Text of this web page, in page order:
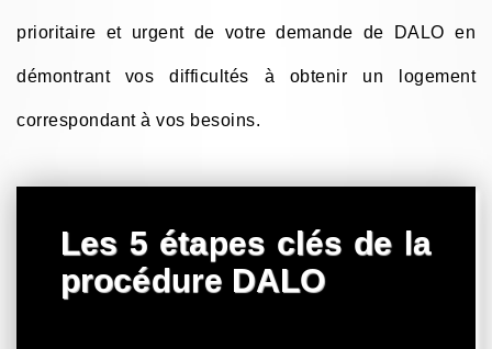
prioritaire et urgent de votre demande de DALO en
démontrant vos difficultés à obtenir un logement
correspondant à vos besoins.
Les 5 étapes clés de la
procédure DALO